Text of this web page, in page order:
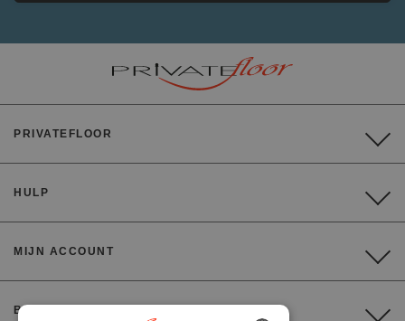
PRIVATEFLOOR
HULP
MIJN ACCOUNT
BETALING